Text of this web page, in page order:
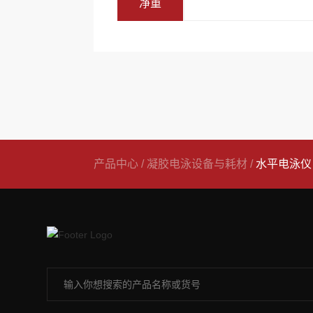
净重
产品中心 / 凝胶电泳设备与耗材 / 水平电泳仪